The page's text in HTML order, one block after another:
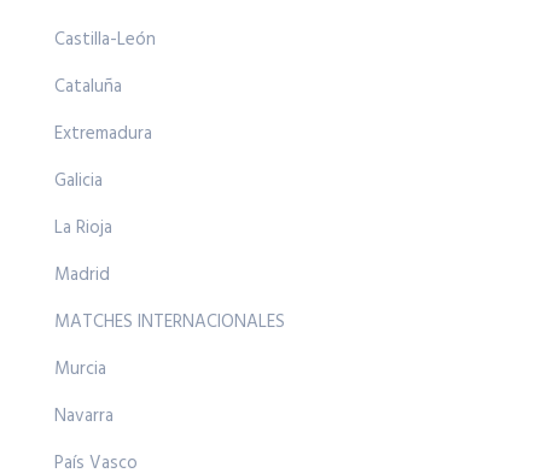
Castilla-León
Cataluña
Extremadura
Galicia
La Rioja
Madrid
MATCHES INTERNACIONALES
Murcia
Navarra
País Vasco